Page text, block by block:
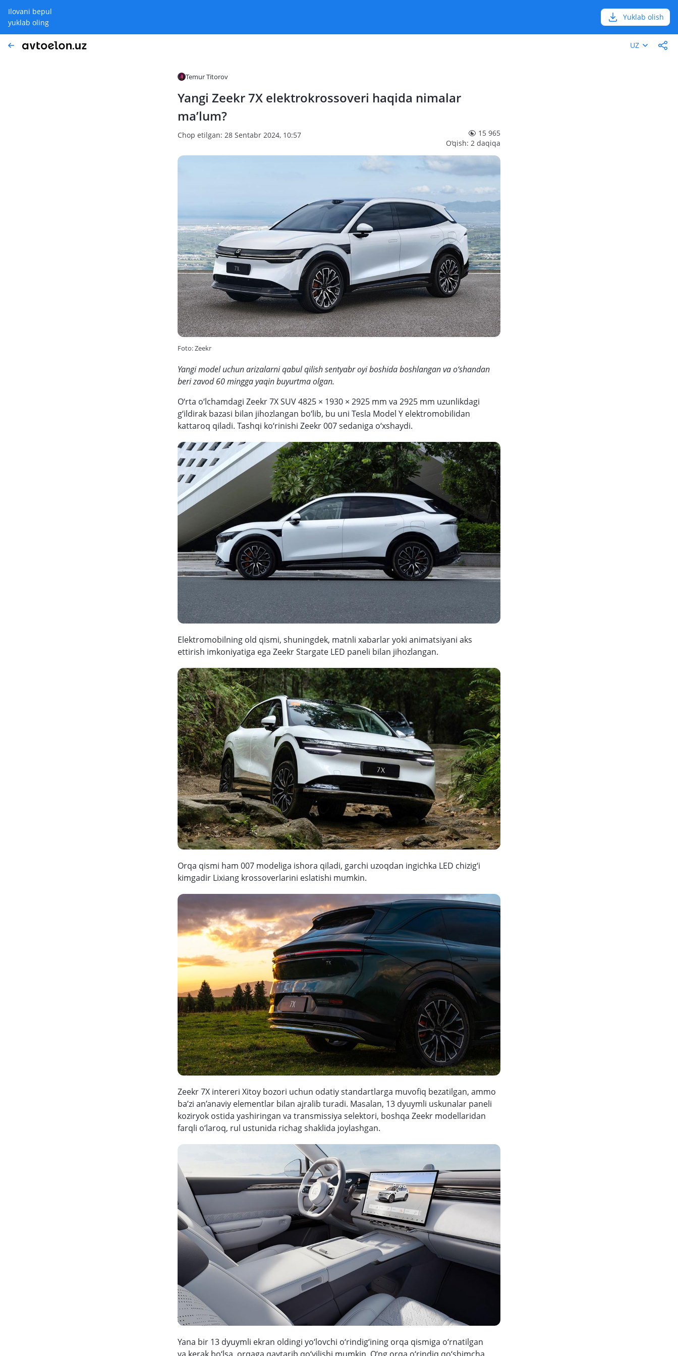
Ilovani bepul
yuklab oling
Yuklab olish
UZ
Temur Titorov
Yangi Zeekr 7X elektrokrossoveri haqida nimalar
ma’lum?
Chop etilgan: 28 Sentabr 2024, 10:57
15 965
O‘qish: 2 daqiqa
Foto: Zeekr
Yangi model uchun arizalarni qabul qilish sentyabr oyi boshida boshlangan va o‘shandan
beri zavod 60 mingga yaqin buyurtma olgan.
O‘rta o‘lchamdagi Zeekr 7X SUV 4825 × 1930 × 2925 mm va 2925 mm uzunlikdagi
g‘ildirak bazasi bilan jihozlangan bo‘lib, bu uni Tesla Model Y elektromobilidan
kattaroq qiladi. Tashqi ko‘rinishi Zeekr 007 sedaniga o‘xshaydi.
Elektromobilning old qismi, shuningdek, matnli xabarlar yoki animatsiyani aks
ettirish imkoniyatiga ega Zeekr Stargate LED paneli bilan jihozlangan.
Orqa qismi ham 007 modeliga ishora qiladi, garchi uzoqdan ingichka LED chizig‘i
kimgadir Lixiang krossoverlarini eslatishi mumkin.
Zeekr 7X intereri Xitoy bozori uchun odatiy standartlarga muvofiq bezatilgan, ammo
ba’zi an’anaviy elementlar bilan ajralib turadi. Masalan, 13 dyuymli uskunalar paneli
koziryok ostida yashiringan va transmissiya selektori, boshqa Zeekr modellaridan
farqli o‘laroq, rul ustunida richag shaklida joylashgan.
Yana bir 13 dyuymli ekran oldingi yo‘lovchi o‘rindig‘ining orqa qismiga o‘rnatilgan